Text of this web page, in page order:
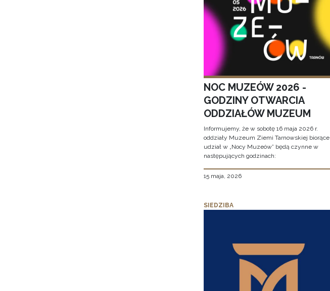
NOC MUZEÓW 2026 -
GODZINY OTWARCIA
ODDZIAŁÓW MUZEUM
Informujemy, że w sobotę 16 maja 2026 r.
oddziały Muzeum Ziemi Tarnowskiej biorące
udział w „Nocy Muzeów” będą czynne w
następujących godzinach:
15 maja, 2026
SIEDZIBA